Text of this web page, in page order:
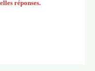
réponses.